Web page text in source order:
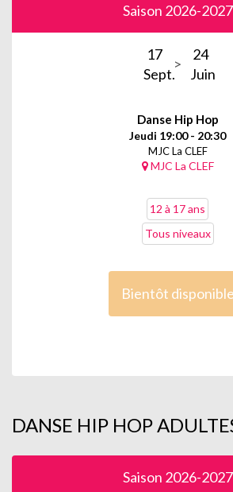
Saison 2026-2027
17
Sept.
24
Juin
Danse Hip Hop
Jeudi 19:00 - 20:30
MJC La CLEF
MJC La CLEF
12 à 17 ans
Tous niveaux
Bientôt disponible
DANSE HIP HOP
Saison 2026-2027